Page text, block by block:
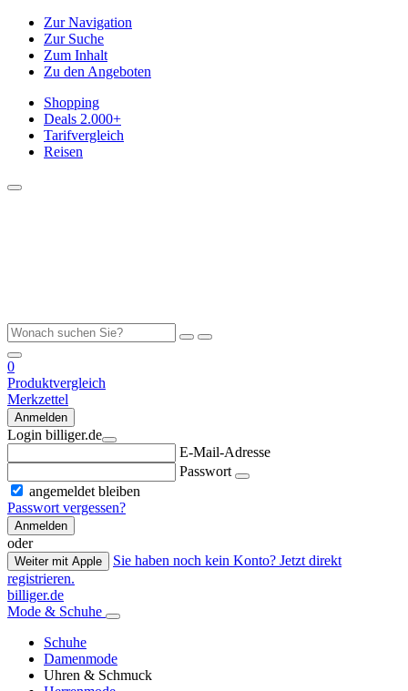
Zur Navigation
Zur Suche
Zum Inhalt
Zu den Angeboten
Shopping
Deals 2.000+
Tarifvergleich
Reisen
0
Produktvergleich
Merkzettel
Anmelden
Login billiger.de
E-Mail-Adresse
Passwort
angemeldet bleiben
Passwort vergessen?
Anmelden
oder
Weiter mit Apple
Sie haben noch kein Konto? Jetzt direkt
registrieren.
billiger.de
Mode & Schuhe
Schuhe
Damenmode
Uhren & Schmuck